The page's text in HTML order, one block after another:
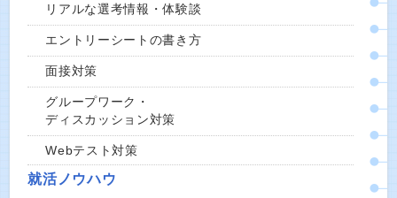
リアルな選考情報・体験談
エントリーシートの書き方
面接対策
グループワーク・
ディスカッション対策
Webテスト対策
就活ノウハウ